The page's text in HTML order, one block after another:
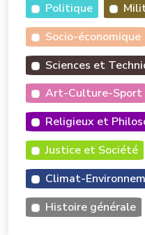
Politique
Socio-économique
Sciences et
Art-Culture-Sport
Religieux et
Justice et Société
Climat-
Histoire générale